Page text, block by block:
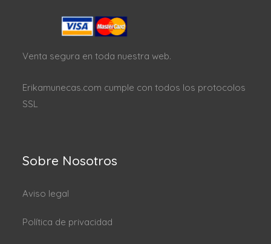
Venta segura en toda nuestra web.
Erikamunecas.com cumple con todos los protocolos
SSL
Sobre Nosotros
Aviso legal
Política de privacidad